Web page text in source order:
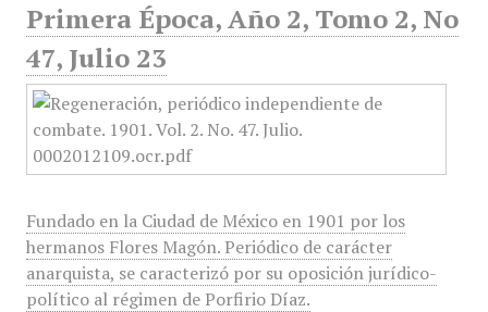
Primera Época, Año 2, Tomo 2, No
47, Julio 23
Fundado en la Ciudad de México en 1901 por los
hermanos Flores Magón. Periódico de carácter
anarquista, se caracterizó por su oposición jurídico-
político al régimen de Porfirio Díaz.